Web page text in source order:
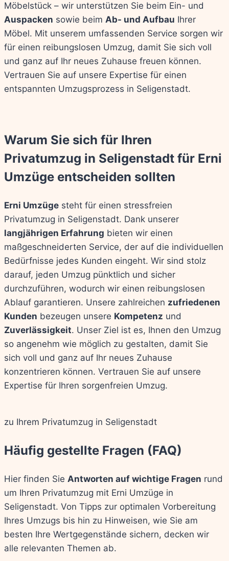
Möbelstück – wir unterstützen Sie beim Ein- und
Auspacken sowie beim Ab- und Aufbau Ihrer
Möbel. Mit unserem umfassenden Service sorgen wir
für einen reibungslosen Umzug, damit Sie sich voll
und ganz auf Ihr neues Zuhause freuen können.
Vertrauen Sie auf unsere Expertise für einen
entspannten Umzugsprozess in Seligenstadt.
Warum Sie sich für Ihren
Privatumzug in Seligenstadt für Erni
Umzüge entscheiden sollten
Erni Umzüge steht für einen stressfreien
Privatumzug in Seligenstadt. Dank unserer
langjährigen Erfahrung bieten wir einen
maßgeschneiderten Service, der auf die individuellen
Bedürfnisse jedes Kunden eingeht. Wir sind stolz
darauf, jeden Umzug pünktlich und sicher
durchzuführen, wodurch wir einen reibungslosen
Ablauf garantieren. Unsere zahlreichen zufriedenen
Kunden bezeugen unsere Kompetenz und
Zuverlässigkeit. Unser Ziel ist es, Ihnen den Umzug
so angenehm wie möglich zu gestalten, damit Sie
sich voll und ganz auf Ihr neues Zuhause
konzentrieren können. Vertrauen Sie auf unsere
Expertise für Ihren sorgenfreien Umzug.
zu Ihrem Privatumzug in Seligenstadt
Häufig gestellte Fragen (FAQ)
Hier finden Sie Antworten auf wichtige Fragen rund
um Ihren Privatumzug mit Erni Umzüge in
Seligenstadt. Von Tipps zur optimalen Vorbereitung
Ihres Umzugs bis hin zu Hinweisen, wie Sie am
besten Ihre Wertgegenstände sichern, decken wir
alle relevanten Themen ab.